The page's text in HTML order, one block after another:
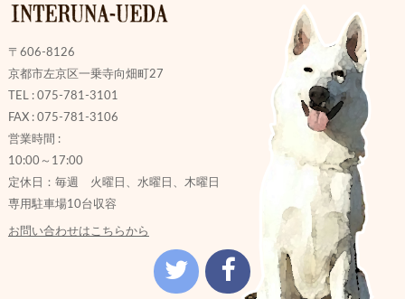
〒606-8126
京都市左京区一乗寺向畑町27
TEL : 075-781-3101
FAX : 075-781-3106
営業時間 :
10:00～17:00
定休日：毎週 火曜日、水曜日、木曜日
専用駐車場10台収容
お問い合わせはこちらから